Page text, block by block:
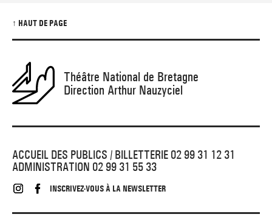
↑ HAUT DE PAGE
Théâtre National de Bretagne
Direction Arthur Nauzyciel
ACCUEIL DES PUBLICS / BILLETTERIE 02 99 31 12 31
ADMINISTRATION 02 99 31 55 33
INSCRIVEZ-VOUS À LA NEWSLETTER